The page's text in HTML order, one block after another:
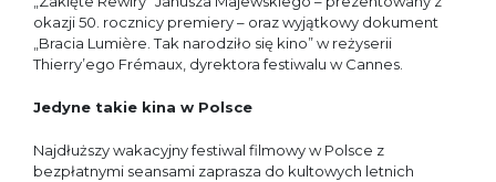
okazji 50. rocznicy premiery – oraz wyjątkowy dokument
„Bracia Lumière. Tak narodziło się kino” w reżyserii
Thierry’ego Frémaux, dyrektora festiwalu w Cannes.
Jedyne takie kina w Polsce
Najdłuższy wakacyjny festiwal filmowy w Polsce z
bezpłatnymi seansami zaprasza do kultowych letnich